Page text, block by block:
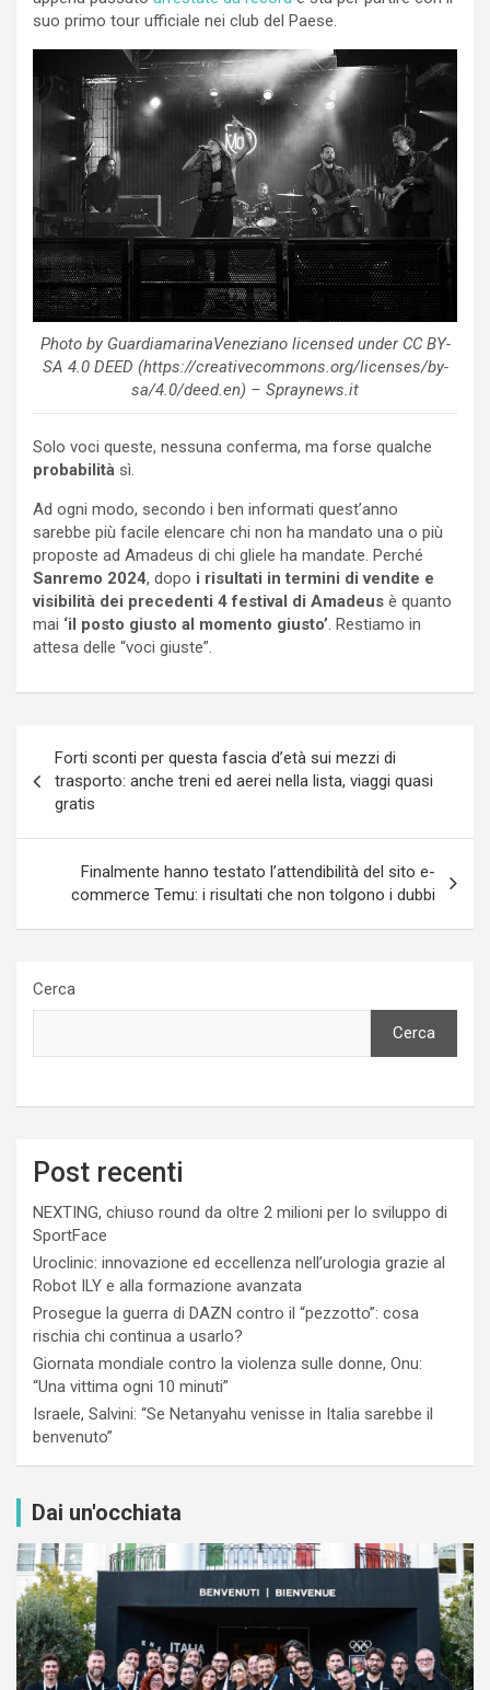
suo primo tour ufficiale nei club del Paese.
Photo by GuardiamarinaVeneziano licensed under CC BY-
SA 4.0 DEED (https://creativecommons.org/licenses/by-
sa/4.0/deed.en) – Spraynews.it
Solo voci queste, nessuna conferma, ma forse qualche
probabilità sì.
Ad ogni modo, secondo i ben informati quest’anno
sarebbe più facile elencare chi non ha mandato una o più
proposte ad Amadeus di chi gliele ha mandate. Perché
Sanremo 2024, dopo i risultati in termini di vendite e
visibilità dei precedenti 4 festival di Amadeus è quanto
mai ‘il posto giusto al momento giusto’. Restiamo in
attesa delle “voci giuste”.
articoli
Forti sconti per questa fascia d’età sui mezzi di
trasporto: anche treni ed aerei nella lista, viaggi quasi
gratis
Finalmente hanno testato l’attendibilità del sito e-
commerce Temu: i risultati che non tolgono i dubbi
Cerca
Cerca
Post recenti
NEXTING, chiuso round da oltre 2 milioni per lo sviluppo di
SportFace
Uroclinic: innovazione ed eccellenza nell’urologia grazie al
Robot ILY e alla formazione avanzata
Prosegue la guerra di DAZN contro il “pezzotto”: cosa
rischia chi continua a usarlo?
Giornata mondiale contro la violenza sulle donne, Onu:
“Una vittima ogni 10 minuti”
Israele, Salvini: “Se Netanyahu venisse in Italia sarebbe il
benvenuto”
Dai un'occhiata